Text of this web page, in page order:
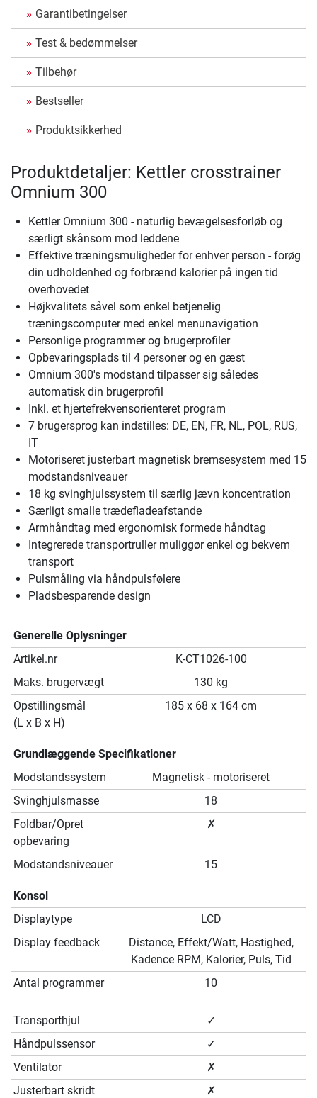
Garantibetingelser
Test & bedømmelser
Tilbehør
Bestseller
Produktsikkerhed
Produktdetaljer: Kettler crosstrainer
Omnium 300
Kettler Omnium 300 - naturlig bevægelsesforløb og
særligt skånsom mod leddene
Effektive træningsmuligheder for enhver person - forøg
din udholdenhed og forbrænd kalorier på ingen tid
overhovedet
Højkvalitets såvel som enkel betjenelig
træningscomputer med enkel menunavigation
Personlige programmer og brugerprofiler
Opbevaringsplads til 4 personer og en gæst
Omnium 300's modstand tilpasser sig således
automatisk din brugerprofil
Inkl. et hjertefrekvensorienteret program
7 brugersprog kan indstilles: DE, EN, FR, NL, POL, RUS,
IT
Motoriseret justerbart magnetisk bremsesystem med 15
modstandsniveauer
18 kg svinghjulssystem til særlig jævn koncentration
Særligt smalle trædefladeafstande
Armhåndtag med ergonomisk formede håndtag
Integrerede transportruller muliggør enkel og bekvem
transport
Pulsmåling via håndpulsfølere
Pladsbesparende design
Generelle Oplysninger
Artikel.nr
K-CT1026-100
Maks. brugervægt
130 kg
Opstillingsmål
(L x B x H)
185 x 68 x 164 cm
Grundlæggende Specifikationer
Modstandssystem
Magnetisk - motoriseret
Svinghjulsmasse
18
Foldbar/Opret
opbevaring
✗
Modstandsniveauer 15
Konsol
Displaytype
LCD
Display feedback
Distance, Effekt/Watt, Hastighed,
Kadence RPM, Kalorier, Puls, Tid
Antal programmer
10
Transporthjul
✓
Håndpulssensor
✓
Ventilator
✗
Justerbart skridt
✗